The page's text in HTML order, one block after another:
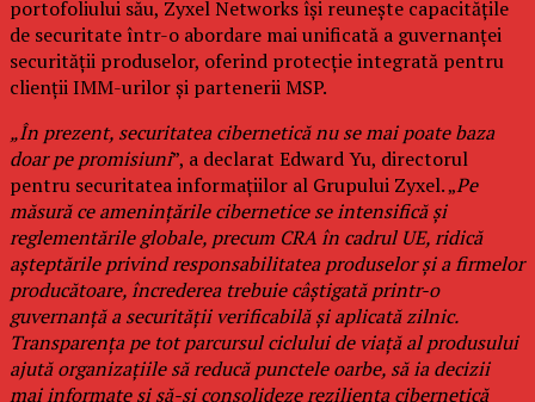
portofoliului său, Zyxel Networks își reunește capacitățile
de securitate într-o abordare mai unificată a guvernanței
securității produselor, oferind protecție integrată pentru
clienții IMM-urilor și partenerii MSP.
„În prezent, securitatea cibernetică nu se mai poate baza
doar pe promisiuni”, a declarat Edward Yu, directorul
pentru securitatea informațiilor al Grupului Zyxel. „Pe
măsură ce amenințările cibernetice se intensifică și
reglementările globale, precum CRA în cadrul UE, ridică
așteptările privind responsabilitatea produselor și a firmelor
producătoare, încrederea trebuie câștigată printr-o
guvernanță a securității verificabilă și aplicată zilnic.
Transparența pe tot parcursul ciclului de viață al produsului
ajută organizațiile să reducă punctele oarbe, să ia decizii
mai informate și să-și consolideze reziliența cibernetică